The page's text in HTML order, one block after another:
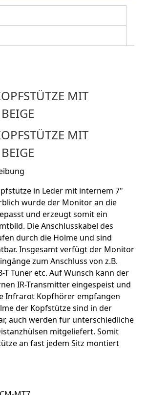
MIT
MIT
in Leder mit internem 7"
wurde der Monitor an die
und erzeugt somit ein
Die Anschlusskabel des
durch die Holme und sind
Insgesamt verfügt der Monitor
zum Anschluss von z.B.
T Tuner etc. Auf Wunsch kann der
IR-Transmitter eingespeist und
Infrarot Kopfhörer empfangen
der Kopfstütze sind in der
auch werden für unterschiedliche
mitgeliefert. Somit
an fast jedem Sitz montiert